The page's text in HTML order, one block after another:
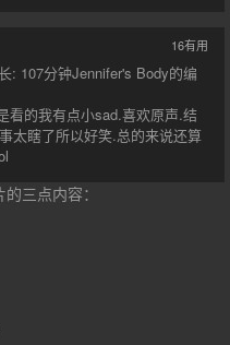
16有用
: 107分钟Jennifer's Body的编
看的我有点小sad.喜欢原声.结
太瞎了所以好笑.总的来说还算
三点内容：